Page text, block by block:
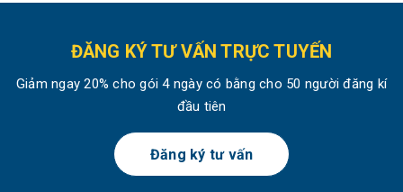
ĐĂNG KÝ TƯ VẤN TRỰC TUYẾN
Giảm ngay 20% cho gói 4 ngày có bằng cho 50 người đăng kí
đầu tiên
Đăng ký tư vấn